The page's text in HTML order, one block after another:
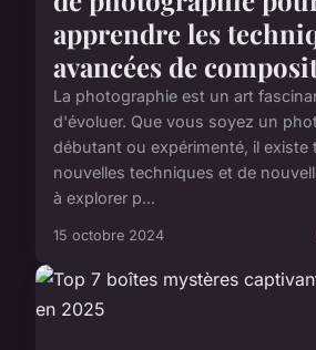
apprendre les
avancées de
La photographie est un art
d'évoluer. Que vous soyez un
débutant ou expérimenté, il existe
nouvelles techniques et de
à explorer p...
15 octobre 2024